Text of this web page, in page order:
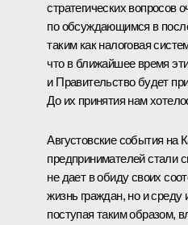
стратегических вопросов
по обсуждающимся в
таким как налоговая
что в ближайшее время
и Правительство будет
До их принятия нам
Августовские события на
предпринимателей стали
не дает в обиду своих
жизнь граждан, но и среду
поступая таким образом,